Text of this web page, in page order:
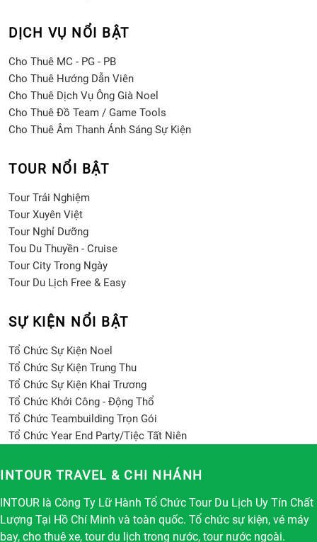
DỊCH VỤ NỔI BẬT
Cho Thuê MC - PG - PB
Cho Thuê Hướng Dẫn Viên
Cho Thuê Dịch Vụ Ông Già Noel
Cho Thuê Đồ Team / Game Tools
Cho Thuê Âm Thanh Ánh Sáng Sự Kiện
TOUR NỔI BẬT
Tour Trải Nghiệm
Tour Xuyên Việt
Tour Nghỉ Dưỡng
Tou Du Thuyền - Cruise
Tour City Trong Ngày
Tour Du Lịch Free & Easy
SỰ KIỆN NỔI BẬT
Tổ Chức Sự Kiện Noel
Tổ Chức Sự Kiện Trung Thu
Tổ Chức Sự Kiện Khai Trương
Tổ Chức Khởi Công - Động Thổ
Tổ Chức Teambuilding Trọn Gói
Tổ Chức Year End Party/Tiệc Tất Niên
INTOUR TRAVEL & CHI NHÁNH
INTOUR là Công Ty Lữ Hành Tổ Chức Tour Du Lịch Uy Tín Chất
Lượng Tại Hồ Chí Minh và toàn quốc. Tổ chức sự kiện, vé máy
bay, cho thuê xe, tour du lịch trong nước, tour nước ngoài.